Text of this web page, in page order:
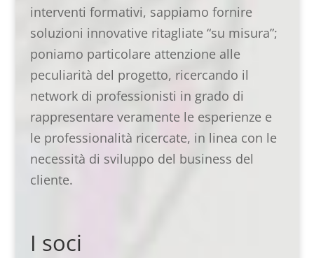
interventi formativi, sappiamo fornire
soluzioni innovative ritagliate “su misura”;
poniamo particolare attenzione alle
peculiarità del progetto, ricercando il
network di professionisti in grado di
rappresentare veramente le esperienze e
le professionalità ricercate, in linea con le
necessità di sviluppo del business del
cliente.
I soci